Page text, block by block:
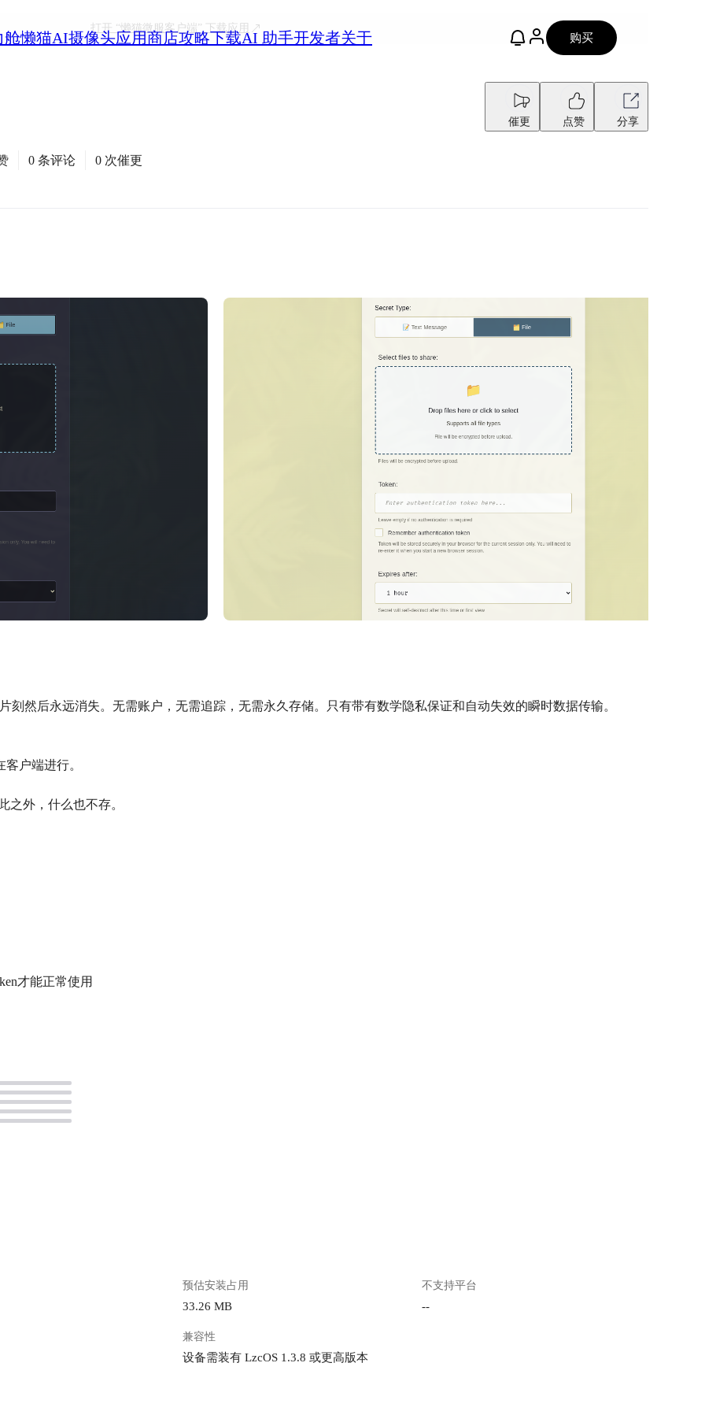
舱懒猫AI摄像头应用商店攻略下载AI 助手开发者关于 购买
打开 “懒猫微服客户端”下载应用
催更 点赞 分享
0 条评论 0 次催更
然后永远消失。无需账户，无需追踪，无需永久存储。只有带有数学隐私保证和自动失效的瞬时数据传输。
户端进行。
之外，什么也不存。
才能正常使用
预估安装占用
33.26 MB
不支持平台
--
兼容性
设备需装有 LzcOS 1.3.8 或更高版本